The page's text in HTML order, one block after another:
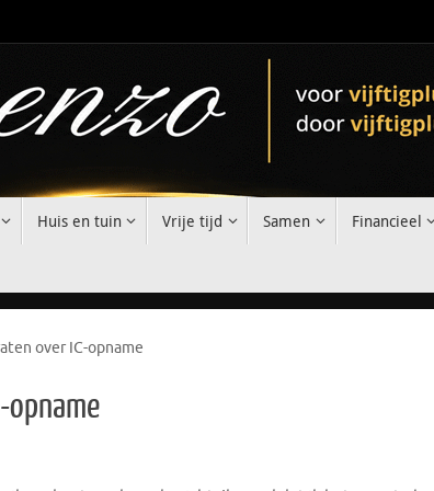
Huis en tuin Vrije tijd Samen Financieel
over IC-opname
opname